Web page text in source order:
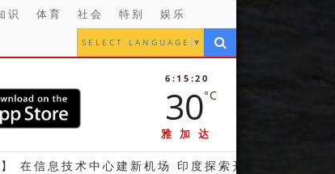
识 体育 社会 特别
娱乐
SELECT LANGUAGE ▼
6:15:21
30°C
雅加达
术中心建新机场 印度探索开通至印尼航线